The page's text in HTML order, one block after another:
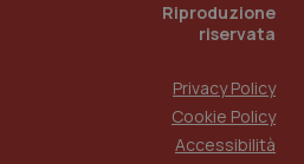
Riproduzione
riservata
Privacy Policy
Cookie Policy
Accessibilità
.quotidianosanita.it
1
mese